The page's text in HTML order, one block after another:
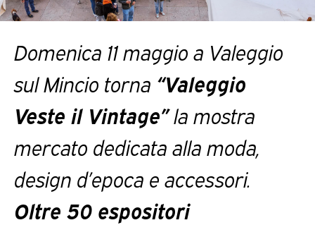
Domenica 11 maggio a Valeggio
sul Mincio torna “Valeggio
Veste il Vintage”la mostra
mercato dedicata alla moda,
design d’epoca e accessori.
Oltre 50 espositori